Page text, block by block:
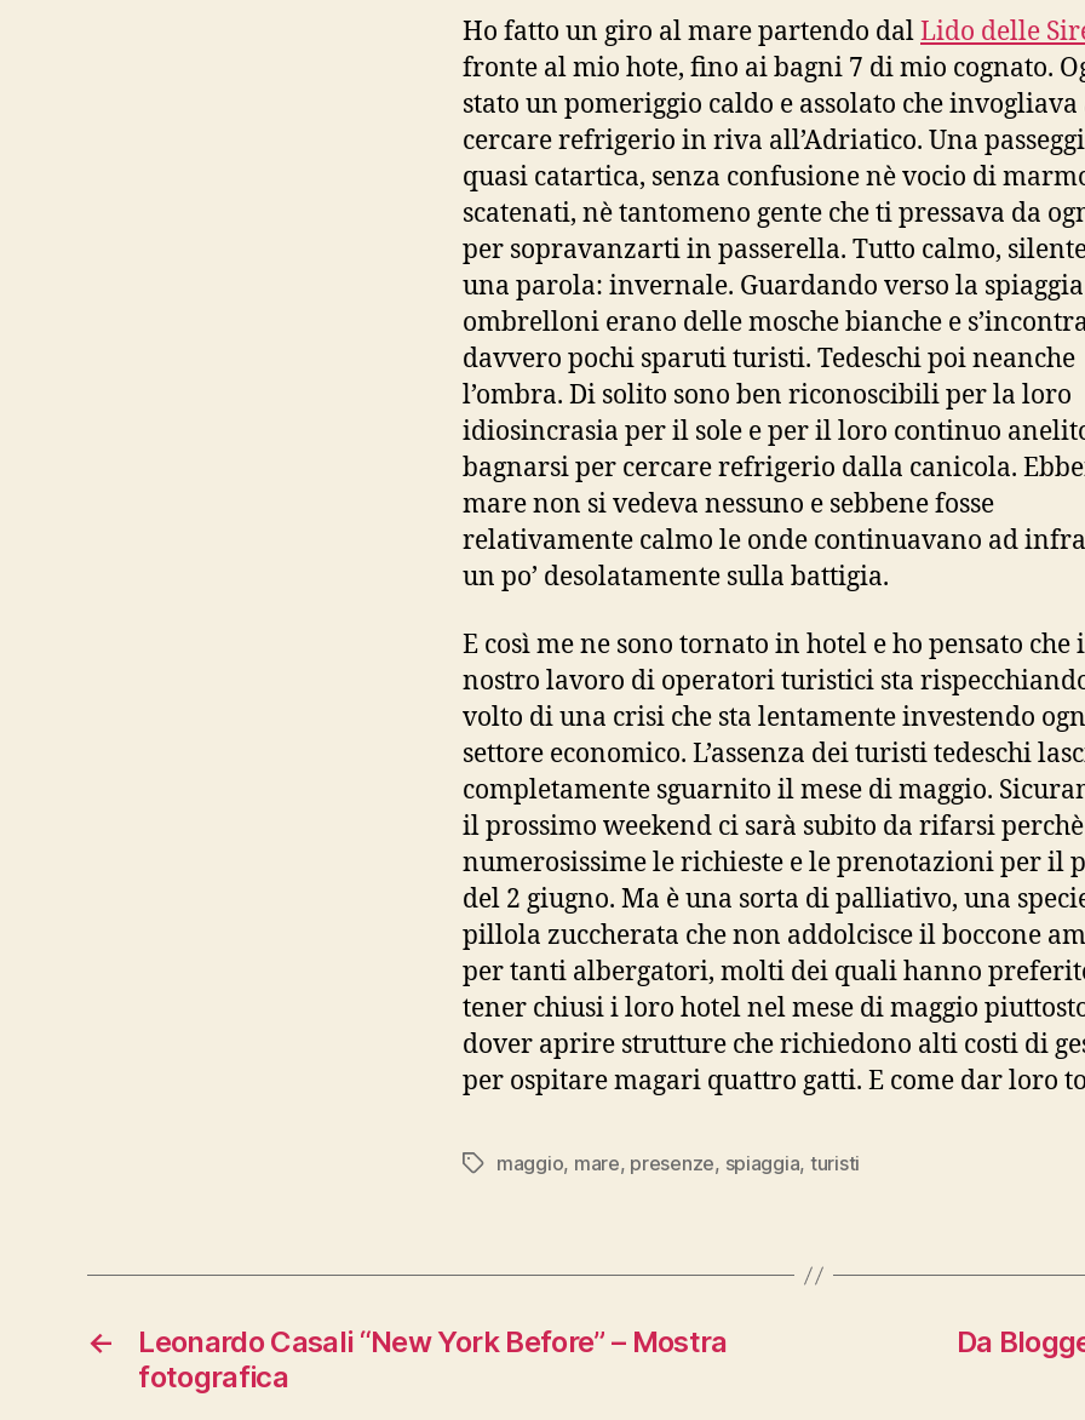
Ho fatto un giro al mare partendo dalLido delle
fronte al mio hote, fino ai bagni 7 di mio cognato.
stato un pomeriggio caldo e assolato che invogliava
cercare refrigerio in riva all’Adriatico. Una
quasi catartica, senza confusione nè vocio di
scatenati, nè tantomeno gente che ti pressava da
per sopravanzarti in passerella. Tutto calmo,
una parola: invernale. Guardando verso la
ombrelloni erano delle mosche bianche e
davvero pochi sparuti turisti. Tedeschi poi neanche
l’ombra. Di solito sono ben riconoscibili per la loro
idiosincrasia per il sole e per il loro continuo
bagnarsi per cercare refrigerio dalla canicola.
mare non si vedeva nessuno e sebbene fosse
relativamente calmo le onde continuavano ad
un po’ desolatamente sulla battigia.
E così me ne sono tornato in hotel e ho pensato che
nostro lavoro di operatori turistici sta
volto di una crisi che sta lentamente investendo
settore economico. L’assenza dei turisti tedeschi
completamente sguarnito il mese di maggio.
il prossimo weekend ci sarà subito da rifarsi
numerosissime le richieste e le prenotazioni per il
del 2 giugno. Ma è una sorta di palliativo, una
pillola zuccherata che non addolcisce il boccone
per tanti albergatori, molti dei quali hanno
tener chiusi i loro hotel nel mese di maggio
dover aprire strutture che richiedono alti costi di
per ospitare magari quattro gatti. E come dar loro
Tag maggio, mare, presenze, spiaggia, turisti
←
Leonardo Casali “New York Before” – Mostra
fotografica
Da